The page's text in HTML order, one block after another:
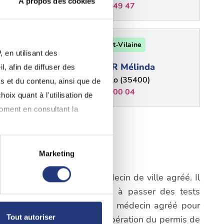
en utilisant des
afin de diffuser des
et du contenu, ainsi que de
quant à l'utilisation de
en consultant la
mètres près
(empreintes
Marketing
Tout autoriser
02 99 56 49 47
35 - Ille-et-Vilaine
ACQUIER Mélinda
Saint-Malo (35400)
02 99 40 00 04
de consulter un médecin de ville agréé. Il
étape consistera à passer des tests
rendez-vous avec un médecin agréé pour
du processus de récupération du permis de